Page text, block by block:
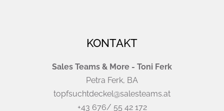
KONTAKT
Sales Teams & More - Toni Ferk
Petra Ferk, BA
topfsuchtdeckel@salesteams.at
+43 676/ 55 42 172